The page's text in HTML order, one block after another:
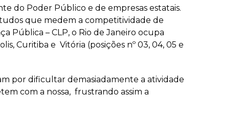
do Poder Público e de empresas estatais.
que medem a competitividade de
Pública – CLP, o Rio de Janeiro ocupa
Curitiba e Vitória (posições nº 03, 04, 05 e
por dificultar demasiadamente a atividade
com a nossa, frustrando assim a